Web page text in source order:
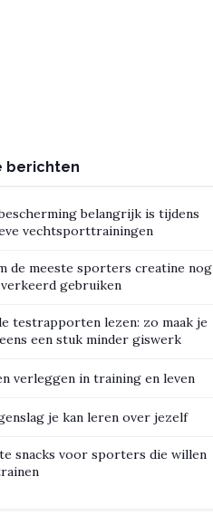
berichten
belangrijk is tijdens
vechtsporttrainingen
de meeste sporters creatine nog
gebruiken
testrapporten lezen: zo maak je
een stuk minder giswerk
verleggen in training en leven
je kan leren over jezelf
snacks voor sporters die willen